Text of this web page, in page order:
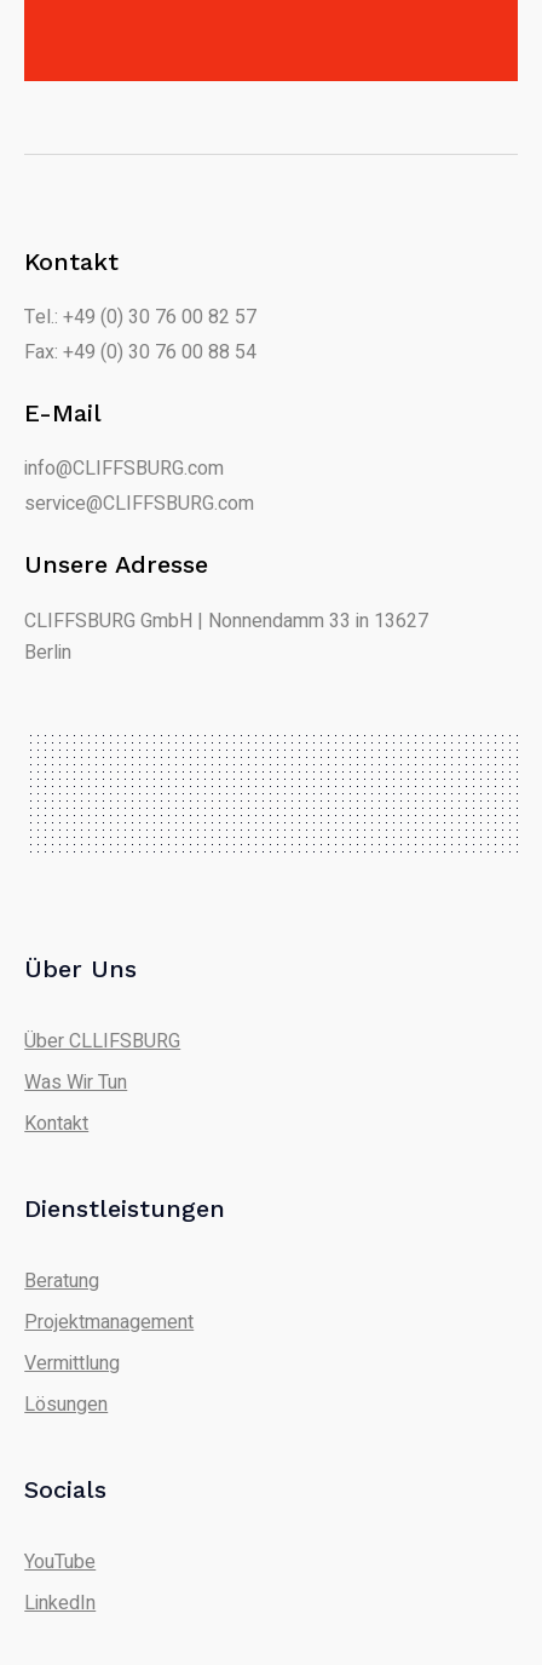
Kontakt
Tel.: +49 (0) 30 76 00 82 57
Fax: +49 (0) 30 76 00 88 54
E-Mail
info@CLIFFSBURG.com
service@CLIFFSBURG.com
Unsere Adresse
CLIFFSBURG GmbH | Nonnendamm 33 in 13627
Berlin
Über Uns
Über CLLIFSBURG
Was Wir Tun
Kontakt
Dienstleistungen
Beratung
Projektmanagement
Vermittlung
Lösungen
Socials
YouTube
LinkedIn